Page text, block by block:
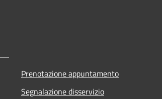
Prenotazione appuntamento
Segnalazione disservizio